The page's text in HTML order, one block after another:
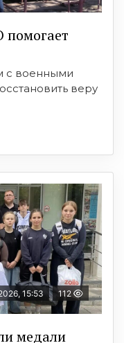
помогает
с военными
веру
15:53 112
медали